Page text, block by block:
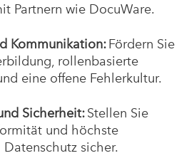
Partnern wie DocuWare.
Kommunikation:Fördern Sie
rollenbasierte
eine offene Fehlerkultur.
Sicherheit:Stellen Sie
und höchste
sicher.